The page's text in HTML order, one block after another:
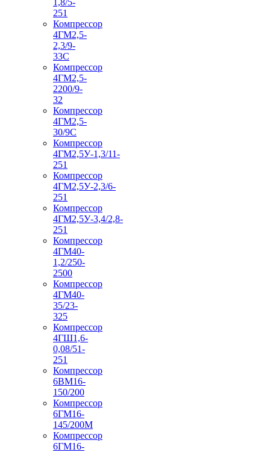
251
Компрессор
4ГМ2,5-
2,3/9-
33С
Компрессор
4ГМ2,5-
2200/9-
32
Компрессор
4ГМ2,5-
30/9С
Компрессор
4ГМ2,5У-1,3/11-
251
Компрессор
4ГМ2,5У-2,3/6-
251
Компрессор
4ГМ2,5У-3,4/2,8-
251
Компрессор
4ГМ40-
1,2/250-
2500
Компрессор
4ГМ40-
35/23-
325
Компрессор
4ГШ1,6-
0,08/51-
251
Компрессор
6ВМ16-
150/200
Компрессор
6ГМ16-
145/200М
Компрессор
6ГМ16-